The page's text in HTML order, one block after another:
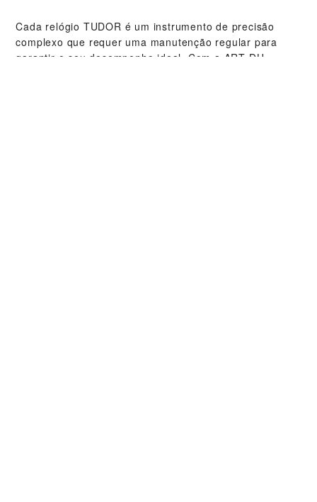
Cada relógio TUDOR é um instrumento de precisão
complexo que requer uma manutenção regular para
garantir o seu desempenho ideal. Com a ‭ART DU